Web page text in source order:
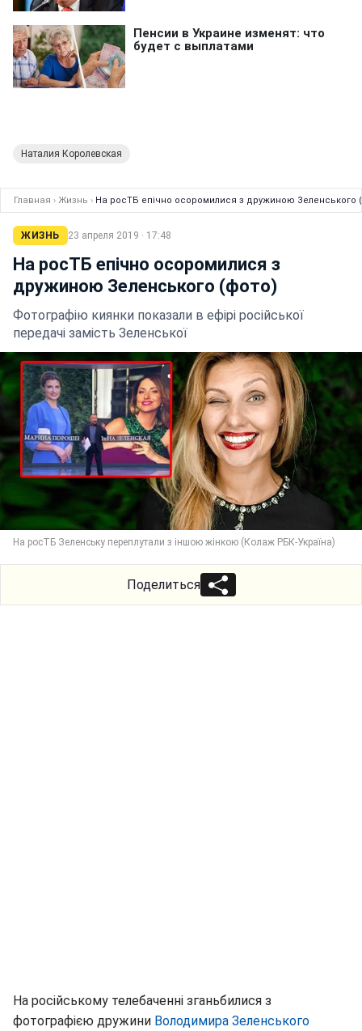
Наталия Королевская
Главная › Жизнь › На росТБ епічно осоромилися з дружиною Зеленського
ЖИЗНЬ 23 апреля 2019 · 17:48
На росТБ епічно осоромилися з
дружиною Зеленського (фото)
Фотографію киянки показали в ефірі російської
передачі замість Зеленської
На росТБ Зеленську переплутали з іншою жінкою (Колаж РБК-Україна)
Поделиться
На російському телебаченні зганьбилися з
фотографією дружини Володимира Зеленського